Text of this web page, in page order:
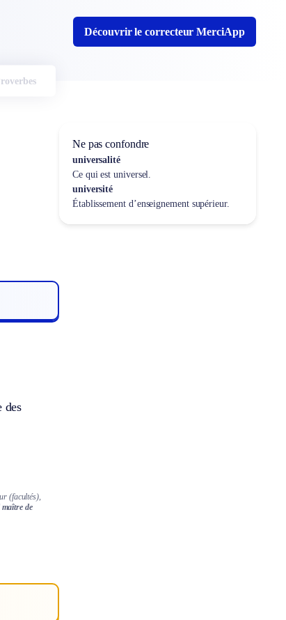
Découvrir le correcteur MerciApp
des
(facultés),
de
Ne pas confondre
universalité
Ce qui est universel.
université
Établissement d’enseignement supérieur.